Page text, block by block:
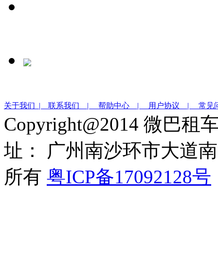
关于我们 | 联系我们 | 帮助中心 | 用户协议 | 常
Copyright@2014 微巴
址： 广州南沙环市大道
所有 粤ICP备17092128号